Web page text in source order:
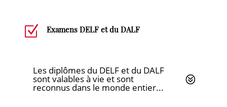
Z Examens DELF et du DALF
Les diplômes du DELF et du DALF
sont valables à vie et sont
reconnus dans le monde entier...